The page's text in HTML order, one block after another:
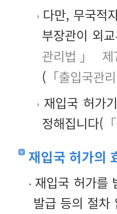
다만, 무국적
부장관이 외
관리법」 제
( 「출입국관
재입국 허가
정해집니다(
재입국 허가의
재입국 허가를
발급 등의 절차